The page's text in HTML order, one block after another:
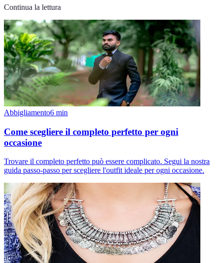
Continua la lettura
Abbigliamento6 min
Come scegliere il completo perfetto per ogni
occasione
Trovare il completo perfetto può essere complicato. Segui la nostra
guida passo-passo per scegliere l'outfit ideale per ogni occasione.